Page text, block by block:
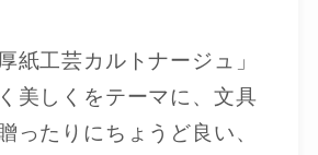
紙工芸カルトナージュ」
美しくをテーマに、文具
ったりにちょうど良い、